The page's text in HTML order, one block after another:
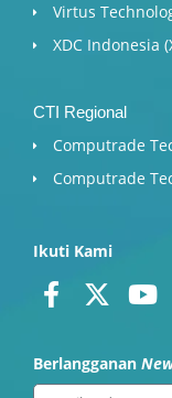
Virtus
XDC Indonesia
CTI Regional
Computrade
Computrade
Ikuti Kami
F
a
e
X
w
Y
t
Berlangganan